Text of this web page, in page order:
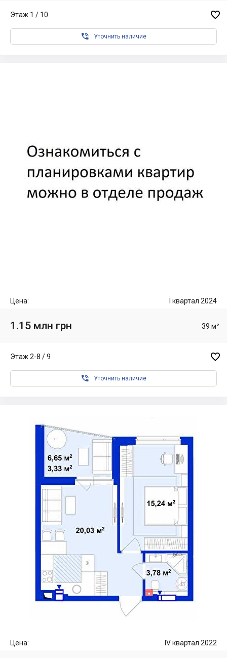
Этаж 1 / 10 
 Уточнить наличие
Цена: I квартал 2024
1.15 млн грн 39 м²
Этаж 2-8 / 9 
 Уточнить наличие
Цена: IV квартал 2022